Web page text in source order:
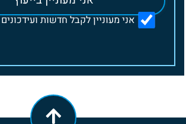
אני מעוניין לקבל חדשות ועידכונים